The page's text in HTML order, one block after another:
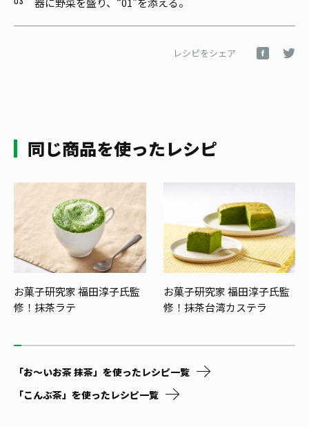
レシピをシェア
同じ商品を使ったレシピ
お菓子研究家 福田淳子氏監
修！ 抹茶ラテ
お菓子研究家 福田淳子氏監
修！ 抹茶台湾カステラ
「お～いお茶 抹茶」を使ったレシピ一覧
「こんぶ茶」を使ったレシピ一覧